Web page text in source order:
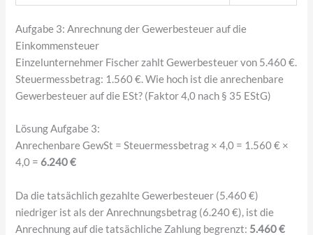
Aufgabe 3: Anrechnung der Gewerbesteuer auf die
Einkommensteuer
Einzelunternehmer Fischer zahlt Gewerbesteuer von 5.460 €.
Steuermessbetrag: 1.560 €. Wie hoch ist die anrechenbare
Gewerbesteuer auf die ESt? (Faktor 4,0 nach § 35 EStG)
Lösung Aufgabe 3:
Anrechenbare GewSt = Steuermessbetrag × 4,0 = 1.560 € ×
4,0 = 6.240 €
Da die tatsächlich gezahlte Gewerbesteuer (5.460 €)
niedriger ist als der Anrechnungsbetrag (6.240 €), ist die
Anrechnung auf die tatsächliche Zahlung begrenzt: 5.460 €